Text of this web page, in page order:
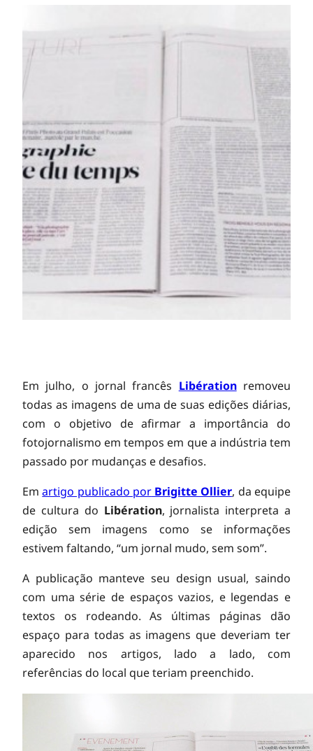
J
o
r
n
a
l
f
r
Em julho, o jornal francês Libérationremoveu
todas as imagens de uma de suas edições diárias,
com o objetivo de afirmar a importância do
fotojornalismo em tempos em que a indústria tem
passado por mudanças e desafios.
Emartigo publicado porBrigitte Ollier, da equipe
de cultura do Libération, jornalista interpreta a
edição sem imagens como se informações
estivem faltando, “um jornal mudo, sem som”.
A publicação manteve seu design usual, saindo
com uma série de espaços vazios, e legendas e
textos os rodeando. As últimas páginas dão
espaço para todas as imagens que deveriam ter
aparecido nos artigos, lado a lado, com
referências do local que teriam preenchido.